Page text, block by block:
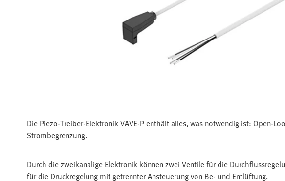
Die Piezo-Treiber-Elektronik VAVE-P enthält alles, was notwendig ist: Open-
Strombegrenzung.
Durch die zweikanalige Elektronik können zwei Ventile für die
für die Druckregelung mit getrennter Ansteuerung von Be- und Entlüftung.